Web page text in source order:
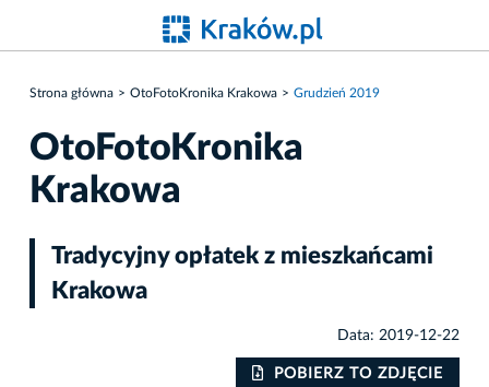
Strona główna OtoFotoKronika Krakowa Grudzień 2019
OtoFotoKronika
Krakowa
Tradycyjny opłatek z mieszkańcami
Krakowa
Data: 2019-12-22
POBIERZ TO ZDJĘCIE